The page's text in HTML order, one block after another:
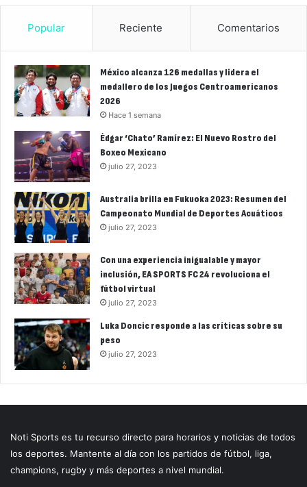
Popular Reciente Comentarios
México alcanza 126 medallas y lidera el
medallero de los Juegos Centroamericanos
2026
Hace 1 semana
Édgar ‘Chato’ Ramírez: El Nuevo Rostro del
Boxeo Mexicano
julio 27, 2023
Australia brilla en Fukuoka 2023: Resumen del
Campeonato Mundial de Deportes Acuáticos
julio 27, 2023
Con una experiencia inigualable y mayor
inclusión, EA SPORTS FC 24 revoluciona el
fútbol virtual
julio 27, 2023
Luka Doncic responde a las críticas sobre su
peso
julio 27, 2023
Noti Sports es tu recurso directo para horarios y noticias de todos
los deportes. Mantente al día con los partidos de fútbol, liga,
champions, rugby y más deportes a nivel mundial.